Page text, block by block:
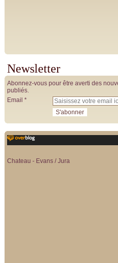
Newsletter
Abonnez-vous pour être averti des
publiés.
Email
Chateau - Evans / Jura